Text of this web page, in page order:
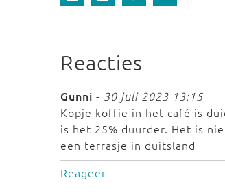
Reacties
Gunni - 30 juli 2023 13:15
Kopje koffie in het café is
is het 25% duurder. Het is
een terrasje in duitsland
Reageer